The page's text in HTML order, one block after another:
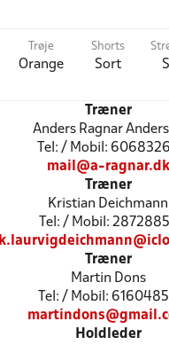
Trøje
Orange
Shorts
Sort
Træner
Anders Ragnar
Tel: / Mobil:
mail@a-ragnar.dk
Træner
Kristian Deichmann
Tel: / Mobil:
Træner
Martin Dons
Tel: / Mobil:
Holdleder